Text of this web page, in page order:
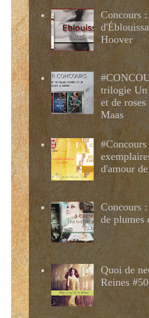
Concours
Hoover
trilogie Un
et de
Maas
d'amour
Concours
de plumes
Quoi de
Reines #50